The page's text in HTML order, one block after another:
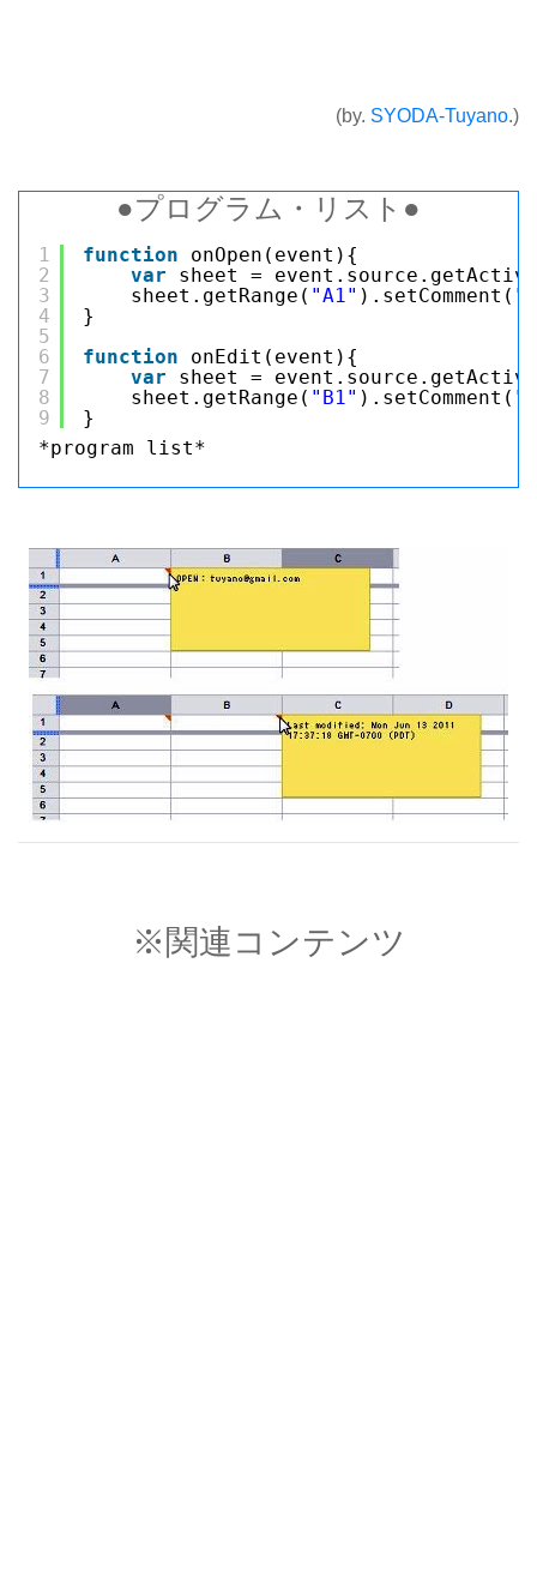
(by. SYODA-Tuyano.)
●プログラム・リスト●
*program list*
1
2
3
4
5
6
7
8
9
function
onOpen(event){
var
sheet =
sheet.getRange( "A1" ).setComment(
}
function
onEdit(event){
var
sheet =
sheet.getRange( "B1" ).setComment(
}
※関連コンテンツ